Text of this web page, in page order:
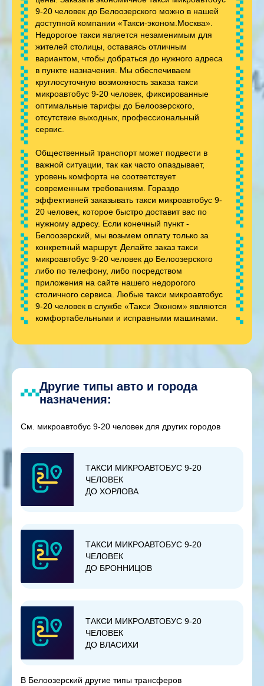
9-20 человек до Белоозерского можно в нашей
доступной компании «Такси-эконом.Москва».
Недорогое такси является незаменимым для
жителей столицы, оставаясь отличным
вариантом, чтобы добраться до нужного адреса
в пункте назначения. Мы обеспечиваем
круглосуточную возможность заказа такси
микроавтобус 9-20 человек, фиксированные
оптимальные тарифы до Белоозерского,
отсутствие выходных, профессиональный
сервис.
Общественный транспорт может подвести в
важной ситуации, так как часто опаздывает,
уровень комфорта не соответствует
современным требованиям. Гораздо
эффективней заказывать такси микроавтобус 9-
20 человек, которое быстро доставит вас по
нужному адресу. Если конечный пункт -
Белоозерский, мы возьмем оплату только за
конкретный маршрут. Делайте заказ такси
микроавтобус 9-20 человек до Белоозерского
либо по телефону, либо посредством
приложения на сайте нашего недорогого
столичного сервиса. Любые такси микроавтобус
9-20 человек в службе «Такси Эконом» являются
комфортабельными и исправными машинами.
Другие типы авто и города
назначения:
См. микроавтобус 9-20 человек для других городов
ТАКСИ МИКРОАВТОБУС 9-20
ЧЕЛОВЕК
ДО ХОРЛОВА
ТАКСИ МИКРОАВТОБУС 9-20
ЧЕЛОВЕК
ДО БРОННИЦОВ
ТАКСИ МИКРОАВТОБУС 9-20
ЧЕЛОВЕК
ДО ВЛАСИХИ
В Белоозерский другие типы трансферов